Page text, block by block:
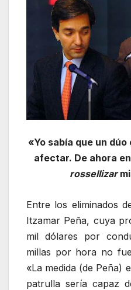
«Yo sabía que un
afectar. De ahora
rossellizar
Entre los eliminados
Itzamar Peña, cuya
mil dólares por
millas por hora no
«La medida (de Peña)
patrulla sería capaz